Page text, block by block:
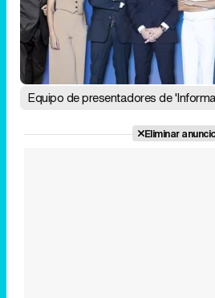
Equipo de presentadores de
Eliminar